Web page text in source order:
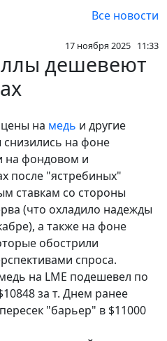
Все новости
17 ноября 2025 11:33
дешевеют
на медь и другие
на фоне
на фондовом и
после "ястребиных"
ставкам со стороны
(что охладило надежды
а также на фоне
обострили
спроса.
на LME подешевел по
за т. Днем ранее
"барьер" в $11000